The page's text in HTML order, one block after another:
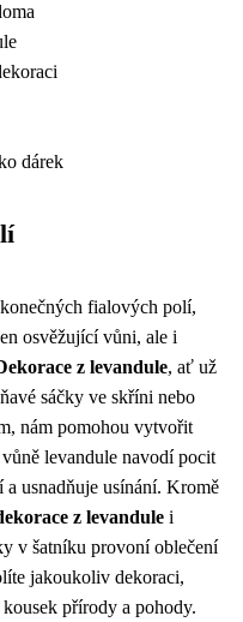
dárek
fialových polí,
osvěžující vůni, ale i
z levandule, ať už
sáčky ve skříni nebo
nám pomohou vytvořit
levandule navodí pocit
a usnadňuje usínání. Kromě
z levandule i
v šatníku provoní oblečení
jakoukoliv dekoraci,
přírody a pohody.